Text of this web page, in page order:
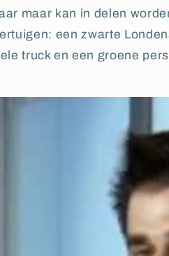
maar kan in delen
een zwarte
truck en een groene